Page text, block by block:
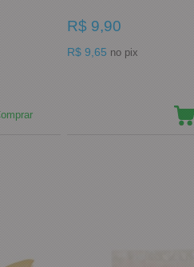
R$ 9,90
R$ 9,65 no pix